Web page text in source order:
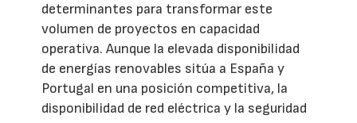
determinantes para transformar este
volumen de proyectos en capacidad
operativa. Aunque la elevada disponibilidad
de energías renovables sitúa a España y
Portugal en una posición competitiva, la
disponibilidad de red eléctrica y la seguridad